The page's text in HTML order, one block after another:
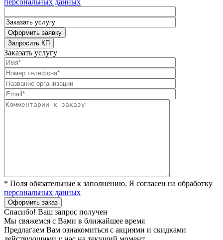
Заказать услугу
* Поля обязательные к заполнению. Я согласен на обработку
персональных данных
Спасибо! Ваш запрос получен
Мы свяжемся с Вами в ближайшее время
Предлагаем Вам ознакомиться с акциями и скидками